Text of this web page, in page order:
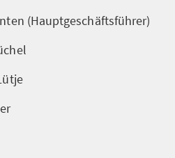
(Hauptgeschäftsführer)